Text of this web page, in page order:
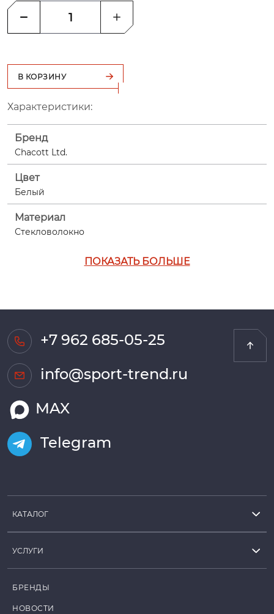
В КОРЗИНУ
Характеристики:
Бренд
Chacott Ltd.
Цвет
Белый
Материал
Стекловолокно
ПОКАЗАТЬ БОЛЬШЕ
+7 962 685-05-25
info@sport-trend.ru
MAX
Telegram
КАТАЛОГ
УСЛУГИ
БРЕНДЫ
НОВОСТИ